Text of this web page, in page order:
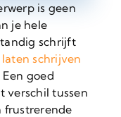
is geen
je hele
schrijft
schrijven
goed
verschil tussen
frustrerende